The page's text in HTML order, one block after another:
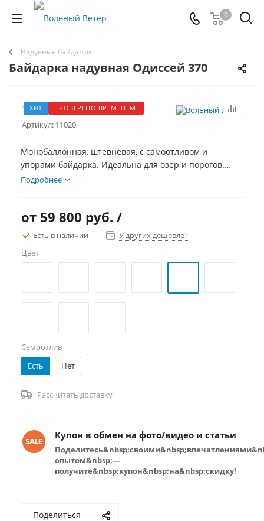
0
Надувные байдарки
Байдарка надувная Одиссей 370
ХИТ ПРОВЕРЕНО ВРЕМЕНЕМ.
1
Артикул: 11020
Монобаллонная, штевневая, с самоотливом и
упорами байдарка. Идеальна для озёр и порогов.
Прекрасно держит курс и не имеет никаких
обслуживании.
Подробнее
от 59 800 руб. /
Есть в наличии
У других дешевле?
Цвет
Самоотлив
Есть
Нет
Рассчитать доставку
Купон в обмен на фото/видео и статьи
опытом&nbsp;—
получите&nbsp;купон&nbsp;на&nbsp;скидку!
Поделиться